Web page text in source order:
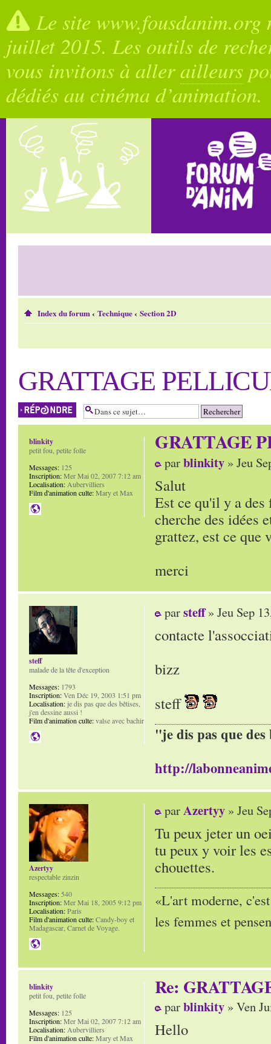
Le site
juillet 2015. Les outils de
vous invitons à allerailleurs
dédiés au cinéma d’animation.
Index du forum‹ Technique‹ Section 2D
GRATTAGE
Répondre
GRATTAGE
parblinkity » Jeu
Salut
Est ce qu'il y a
cherche des idées
grattez, est ce que
merci
blinkity
petit fou, petite folle
Messages: 125
Inscription:Mer Mai 02, 2007 7:12 am
Localisation: Aubervilliers
Film d'animation culte:Mary et Max
parsteff» Jeu Sep
contacte
bizz
steff
"je dis pas que
http://
steff
malade de la tête d'exception
Messages: 1793
Inscription:Ven Déc 19, 2003 1:51 pm
Localisation:je dis pas que des bêtises,
j'en dessine aussi !
Film d'animation culte:valse avec bachir
parAzertyy » Jeu
Tu peux jeter un
tu peux y voir les
chouettes.
«L'art moderne,
les femmes et
Azertyy
respectable zinzin
Messages:540
Inscription:Mer Mai 18, 2005 9:12 pm
Localisation:Paris
Film d'animation culte:Candy-boy et
Madagascar, Carnet de Voyage.
Re:
parblinkity » Ven
Hello
blinkity
petit fou, petite folle
Messages: 125
Inscription:Mer Mai 02, 2007 7:12 am
Localisation:Aubervilliers
Film d'animation culte:Mary et Max